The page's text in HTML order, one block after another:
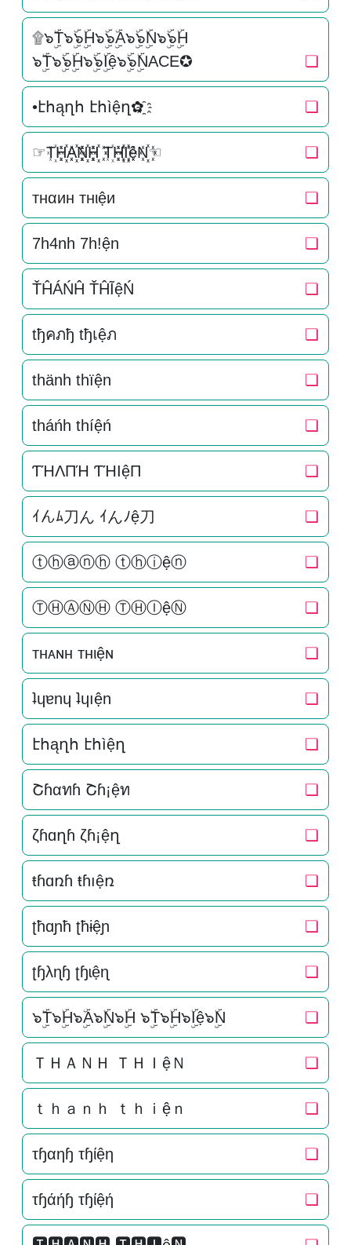
۩๖ۣۜT๖ۣۜ๖ۣۜH๖ۣۜ๖ۣۜA๖ۣۜ๖ۣۜN๖ۣۜ๖ۣۜH
๖ۣۜT๖ۣۜ๖ۣۜH๖ۣۜ๖ۣۜIệ๖ۣۜ๖ۣۜNACE✪
❏
•էհąղհ էհìệղ✿҈ ❏
☞T꙰H꙰꙰A꙰꙰N꙰꙰H꙰꙰ T꙰H꙰꙰I꙰꙰ệN꙰꙰☜ ❏
тнαин тнιệи ❏
7h4nh 7h!ện ❏
ŤĤÁŃĤ ŤĤĨệŃ ❏
tђคภђ tђเệภ ❏
thänh thïện ❏
tháńh thíệń ❏
ƬΉΛПΉ ƬΉIệП ❏
ｲんﾑ刀ん ｲんﾉệ刀 ❏
ⓣⓗⓐⓝⓗ ⓣⓗⓘệⓝ ❏
ⓉⒽⒶⓃⒽ ⓉⒽⒾệⓃ ❏
тнᴀɴн тнιệɴ ❏
ʇɥɐnɥ ʇɥıện ❏
էհąղհ էհìệղ ❏
Շɦαทɦ Շɦ¡ệท ❏
ζɦɑղɦ ζɦ¡ệղ ❏
ŧɦɑռɦ ŧɦıệռ ❏
ʈħɑɲħ ʈħɨệɲ ❏
ʈɧλɳɧ ʈɧɩệɳ ❏
๖ۣۜT๖ۣۜH๖ۣۜA๖ۣۜN๖ۣۜH ๖ۣۜT๖ۣۜH๖ۣۜIệ๖ۣۜN ❏
ＴＨＡＮＨ ＴＨＩệＮ ❏
ｔｈａｎｈ ｔｈｉệｎ ❏
τɧαηɧ τɧίệη ❏
τɧάήɧ τɧίệή ❏